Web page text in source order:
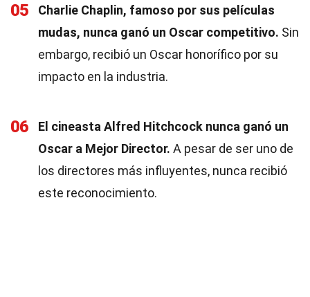
05
Charlie Chaplin, famoso por sus películas
mudas, nunca ganó un Oscar competitivo. Sin
embargo, recibió un Oscar honorífico por su
impacto en la industria.
06
El cineasta Alfred Hitchcock nunca ganó un
Oscar a Mejor Director. A pesar de ser uno de
los directores más influyentes, nunca recibió
este reconocimiento.